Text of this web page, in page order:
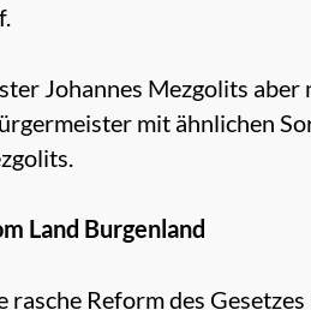
Johannes Mezgolits aber
mit ähnlichen
Land Burgenland
Reform des